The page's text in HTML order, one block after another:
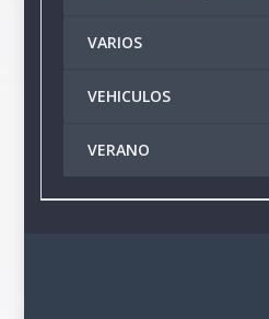
VARIOS
VEHICULOS
VERANO